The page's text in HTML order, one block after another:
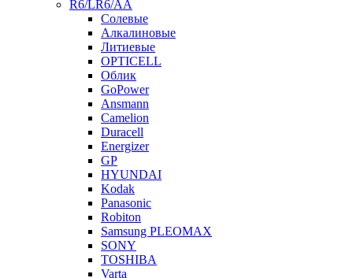
R6/LR6/AA
Солевые
Алкалиновые
Литиевые
OPTICELL
Облик
GoPower
Ansmann
Camelion
Duracell
Energizer
GP
HYUNDAI
Kodak
Panasonic
Robiton
Samsung PLEOMAX
SONY
TOSHIBA
Varta